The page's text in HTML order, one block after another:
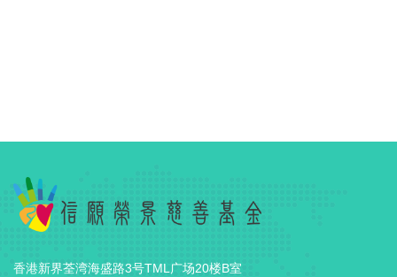
香港新界荃湾海盛路3号TML广场20楼B室